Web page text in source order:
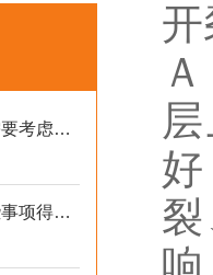
潍坊聚氨酯保温管在设计时需要考虑哪些因素？
在聚氨酯保温管施工中，这些事项得注意！